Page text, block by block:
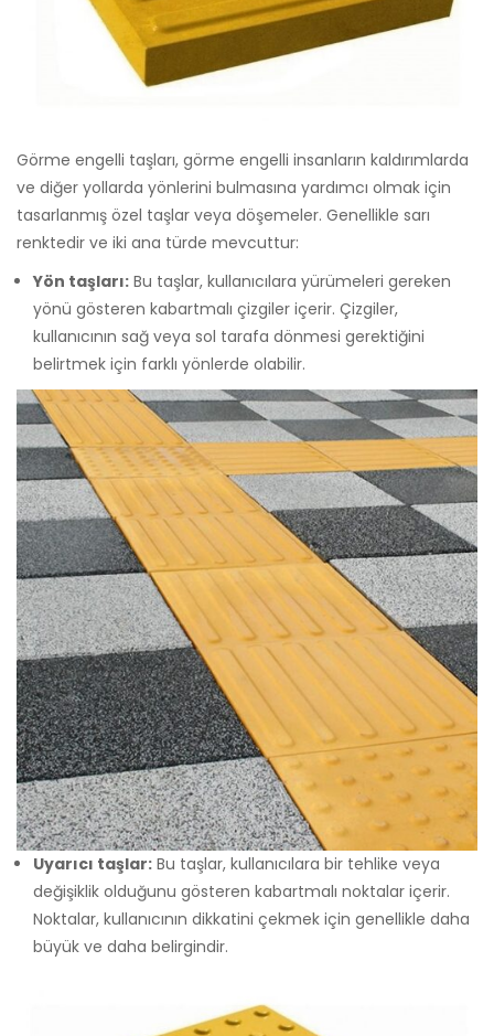
Görme engelli taşları, görme engelli insanların kaldırımlarda
ve diğer yollarda yönlerini bulmasına yardımcı olmak için
tasarlanmış özel taşlar veya döşemeler. Genellikle sarı
renktedir ve iki ana türde mevcuttur:
Yön taşları: Bu taşlar, kullanıcılara yürümeleri gereken
yönü gösteren kabartmalı çizgiler içerir. Çizgiler,
kullanıcının sağ veya sol tarafa dönmesi gerektiğini
belirtmek için farklı yönlerde olabilir.
Uyarıcı taşlar: Bu taşlar, kullanıcılara bir tehlike veya
değişiklik olduğunu gösteren kabartmalı noktalar içerir.
Noktalar, kullanıcının dikkatini çekmek için genellikle daha
büyük ve daha belirgindir.